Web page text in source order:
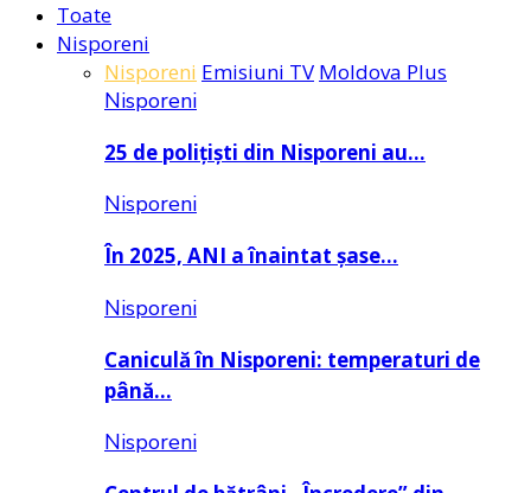
Toate
Nisporeni
Nisporeni Emisiuni TV Moldova Plus
Nisporeni
25 de polițiști din Nisporeni au…
Nisporeni
În 2025, ANI a înaintat șase…
Nisporeni
Caniculă în Nisporeni: temperaturi de
până…
Nisporeni